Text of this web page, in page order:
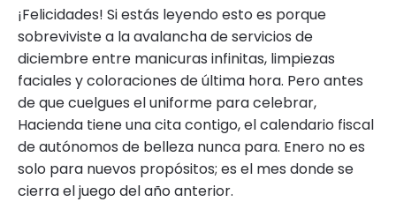
¡Felicidades! Si estás leyendo esto es porque
sobreviviste a la avalancha de servicios de
diciembre entre manicuras infinitas, limpiezas
faciales y coloraciones de última hora. Pero antes
de que cuelgues el uniforme para celebrar,
Hacienda tiene una cita contigo, el calendario fiscal
de autónomos de belleza nunca para. Enero no es
solo para nuevos propósitos; es el mes donde se
cierra el juego del año anterior.